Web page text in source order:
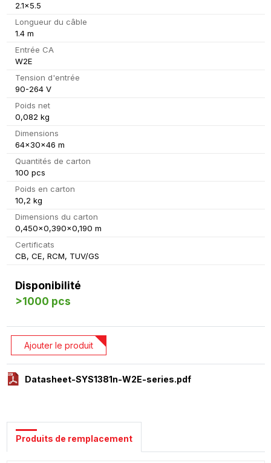
2.1x5.5
Longueur du câble
1.4 m
Entrée CA
W2E
Tension d'entrée
90-264 V
Poids net
0,082 kg
Dimensions
64x30x46 m
Quantités de carton
100 pcs
Poids en carton
10,2 kg
Dimensions du carton
0,450x0,390x0,190 m
Certificats
CB, CE, RCM, TUV/GS
Disponibilité
>1000 pcs
Datasheet-SYS1381n-W2E-series.pdf
Ajouter le produit
Produits de remplacement